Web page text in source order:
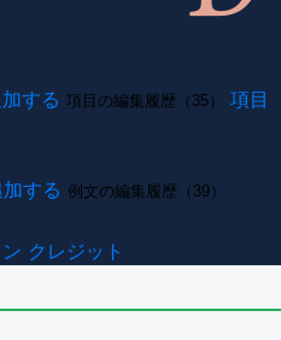
する 項目の編集履歴（35）
項目
する 例文の編集履歴（39）
クレジット